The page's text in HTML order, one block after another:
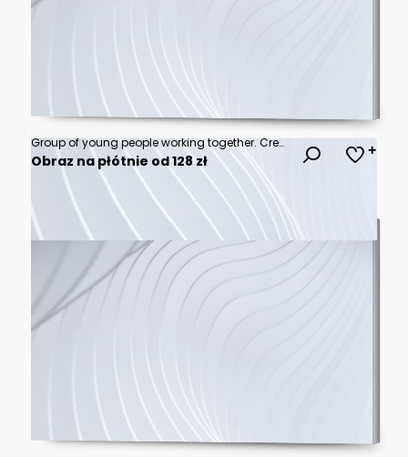
Group of young people working together. Creative business people in modern office
Obraz na płótnie od 128 zł